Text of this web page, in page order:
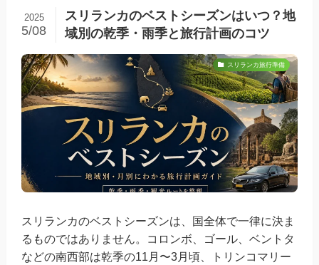
スリランカのベストシーズンはいつ？地
域別の乾季・雨季と旅行計画のコツ
2025
5/08
スリランカ旅行準備
スリランカのベストシーズンは、国全体で一律に決ま
るものではありません。コロンボ、ゴール、ベントタ
などの南西部は乾季の11月〜3月頃、トリンコマリー